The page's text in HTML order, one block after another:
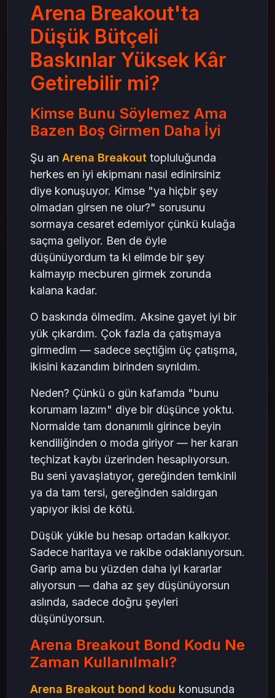
Arena Breakout'ta
Düşük Bütçeli
Baskınlar Yüksek Kâr
Getirebilir mi?
Kimse Bunu Söylemez Ama
Bazen Boş Girmen Daha İyi
Şu an Arena Breakout topluluğunda
herkes en iyi ekipmanı nasıl edinirsiniz
diye konuşuyor. Kimse "ya hiçbir şey
olmadan girsen ne olur?" sorusunu
sormaya cesaret edemiyor çünkü kulağa
saçma geliyor. Ben de öyle
düşünüyordum ta ki elimde bir şey
kalmayıp mecburen girmek zorunda
kalana kadar.
O baskında ölmedim. Aksine gayet iyi bir
yük çıkardım. Çok fazla da çatışmaya
girmedim — sadece seçtiğim üç çatışma,
ikisini kazandım birinden sıyrıldım.
Neden? Çünkü o gün kafamda "bunu
korumam lazım" diye bir düşünce yoktu.
Normalde tam donanımlı girince beyin
kendiliğinden o moda giriyor — her kararı
teçhizat kaybı üzerinden hesaplıyorsun.
Bu seni yavaşlatıyor, gereğinden temkinli
ya da tam tersi, gereğinden saldırgan
yapıyor ikisi de kötü.
Düşük yükle bu hesap ortadan kalkıyor.
Sadece haritaya ve rakibe odaklanıyorsun.
Garip ama bu yüzden daha iyi kararlar
alıyorsun — daha az şey düşünüyorsun
aslında, sadece doğru şeyleri
düşünüyorsun.
Arena Breakout Bond Kodu Ne
Zaman Kullanılmalı?
Arena Breakout bond kodu konusunda